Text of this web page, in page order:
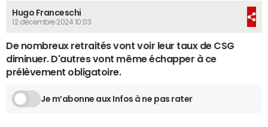
Hugo Franceschi
12 décembre 2024 10:03
De nombreux retraités vont voir leur taux de CSG
diminuer. D'autres vont même échapper à ce
prélèvement obligatoire.
Je m’abonne aux Infos à ne pas rater